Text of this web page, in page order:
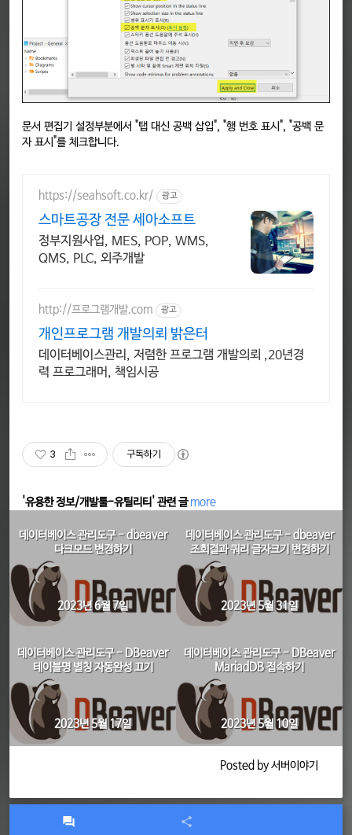
문서 편집기 설정부분에서 "탭 대신 공백 삽입", "행 번호 표시", "공백 문
자 표시"를 체크합니다.
https://seahsoft.co.kr/ 광고
스마트공장 전문 세아소프트
정부지원사업, MES, POP, WMS,
QMS, PLC, 외주개발
http://프로그램개발.com 광고
개인프로그램 개발의뢰 밝은터
데이터베이스관리, 저렴한 프로그램 개발의뢰 ,20년경
력 프로그래머, 책임시공
3 구독하기
'유용한 정보/개발툴-유틸리티' 관련 글 more
데이터베이스 관리도구 - dbeaver
다크모드 변경하기
2023년 6월 7일
데이터베이스 관리도구 - dbeaver
조회결과 쿼리 글자크기 변경하기
2023년 5월 31일
데이터베이스 관리도구 - DBeaver
테이블명 별칭 자동완성 끄기
2023년 5월 17일
데이터베이스 관리도구 - DBeaver
MariadDB 접속하기
2023년 5월 10일
Posted by 서버이야기